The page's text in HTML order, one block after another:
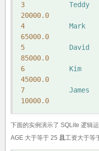
3
Teddy
20000.0
4
Mark
65000.0
5
David
85000.0
6
Kim
45000.0
7
James
10000.0
下面的实例演示了 SQLite 逻辑
AGE 大于等于 25 且工资大于等